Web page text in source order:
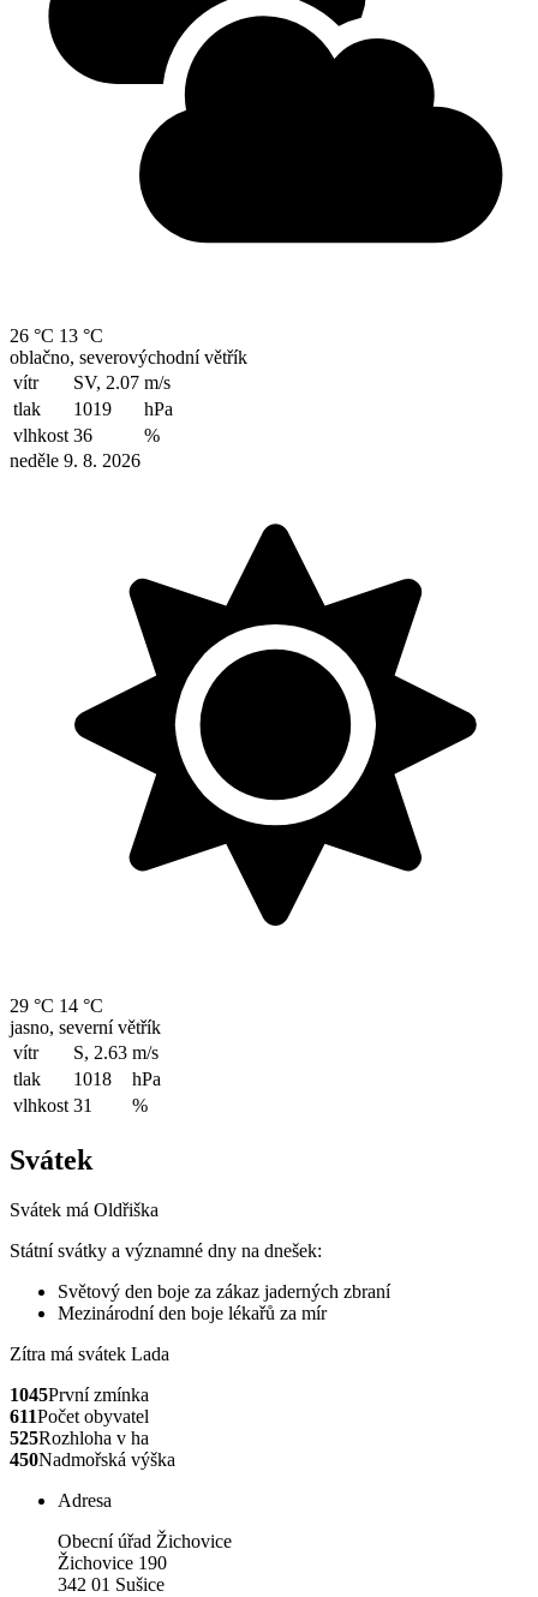
26 °C 13 °C
oblačno, severovýchodní větřík
vítr
SV, 2.07 m/s
tlak
1019
hPa
vlhkost 36
%
neděle 9. 8. 2026
29 °C 14 °C
jasno, severní větřík
vítr
S, 2.63 m/s
tlak
1018
hPa
vlhkost 31 %
Svátek
Svátek má Oldřiška
Státní svátky a významné dny na dnešek:
Světový den boje za zákaz jaderných zbraní
Mezinárodní den boje lékařů za mír
Zítra má svátek Lada
1045První zmínka
611Počet obyvatel
525Rozhloha v ha
450Nadmořská výška
Adresa
Obecní úřad Žichovice
Žichovice 190
342 01 Sušice